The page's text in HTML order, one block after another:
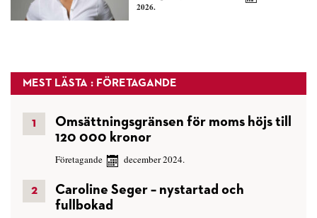
2026.
MEST LÄSTA : FÖRETAGANDE
Omsättningsgränsen för moms höjs till
120 000 kronor
Företagande december 2024.
Caroline Seger – nystartad och
fullbokad